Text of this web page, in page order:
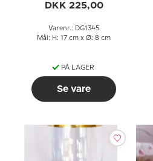
DKK 225,00
Varenr.: DG1345
Mål: H: 17 cm x Ø: 8 cm
PÅ LAGER
Se vare